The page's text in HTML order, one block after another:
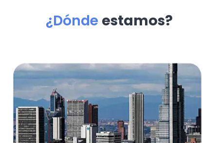
¿Dónde estamos?